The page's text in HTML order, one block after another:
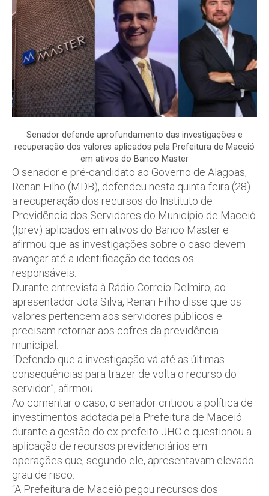
Senador defende aprofundamento das investigações e
recuperação dos valores aplicados pela Prefeitura de Maceió
em ativos do Banco Master
O senador e pré-candidato ao Governo de Alagoas,
Renan Filho (MDB), defendeu nesta quinta-feira (28)
a recuperação dos recursos do Instituto de
Previdência dos Servidores do Município de Maceió
(Iprev) aplicados em ativos do Banco Master e
afirmou que as investigações sobre o caso devem
avançar até a identificação de todos os
responsáveis.
Durante entrevista à Rádio Correio Delmiro, ao
apresentador Jota Silva, Renan Filho disse que os
valores pertencem aos servidores públicos e
precisam retornar aos cofres da previdência
municipal.
“Defendo que a investigação vá até as últimas
consequências para trazer de volta o recurso do
servidor”, afirmou.
Ao comentar o caso, o senador criticou a política de
investimentos adotada pela Prefeitura de Maceió
durante a gestão do ex-prefeito JHC e questionou a
aplicação de recursos previdenciários em
operações que, segundo ele, apresentavam elevado
grau de risco.
“A Prefeitura de Maceió pegou recursos dos